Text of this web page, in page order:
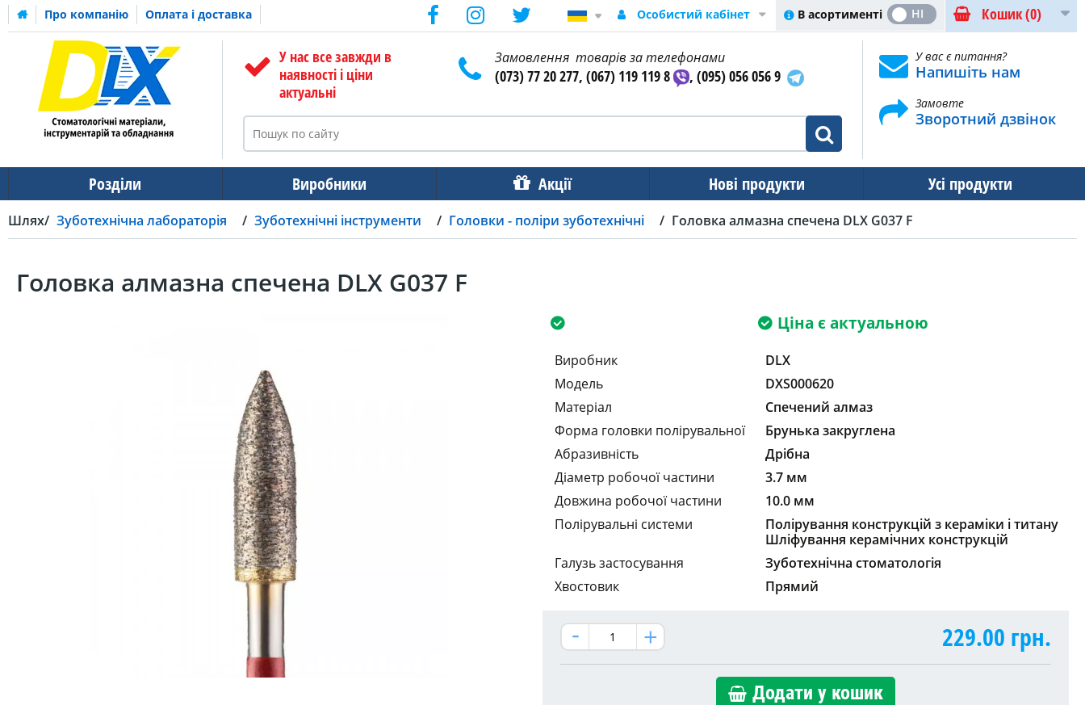
Про компанію Оплата і доставка Кошик(0)
В асортименті
ТАК НІ
Особистий кабінет
У нас все завжди в
наявності і ціни
актуальні
Замовлення товарів за телефонами
(073) 77 20 277, (067) 119 119 8 , (095) 056 056 9
У вас є питання?
Напишіть нам
Замовте
Зворотний дзвінок
Розділи Виробники Акції Нові продукти Усі продукти
Шлях Зуботехнічна лабораторія Зуботехнічні інструменти Головки - поліри зуботехнічні Головка алмазна спечена DLX G037 F
Головка алмазна спечена DLX G037 F
Ціна є актуальною
Виробник
DLX
Модель
DXS000620
Матеріал
Спечений алмаз
Форма головки полірувальної
Брунька закруглена
Абразивність
Дрібна
Діаметр робочої частини
3.7 мм
Довжина робочої частини
10.0 мм
Полірувальні системи
Полірування конструкцій з кераміки і титану
Шліфування керамічних конструкцій
Галузь застосування
Зуботехнічна стоматологія
Хвостовик
Прямий
229.00 грн.
Додати у кошик